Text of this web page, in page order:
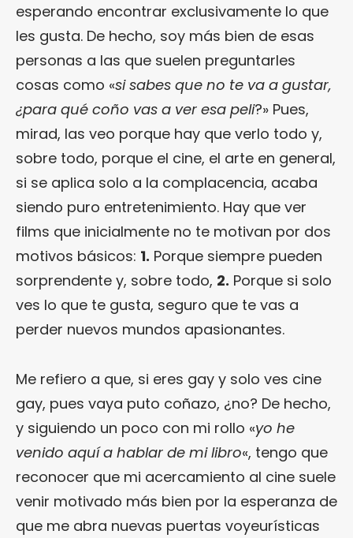
esperando encontrar exclusivamente lo que
les gusta. De hecho, soy más bien de esas
personas a las que suelen preguntarles
cosas como «si sabes que no te va a gustar,
¿para qué coño vas a ver esa peli?» Pues,
mirad, las veo porque hay que verlo todo y,
sobre todo, porque el cine, el arte en general,
si se aplica solo a la complacencia, acaba
siendo puro entretenimiento. Hay que ver
films que inicialmente no te motivan por dos
motivos básicos: 1. Porque siempre pueden
sorprendente y, sobre todo, 2. Porque si solo
ves lo que te gusta, seguro que te vas a
perder nuevos mundos apasionantes.
Me refiero a que, si eres gay y solo ves cine
gay, pues vaya puto coñazo, ¿no? De hecho,
y siguiendo un poco con mi rollo «yo he
venido aquí a hablar de mi libro«, tengo que
reconocer que mi acercamiento al cine suele
venir motivado más bien por la esperanza de
que me abra nuevas puertas voyeurísticas